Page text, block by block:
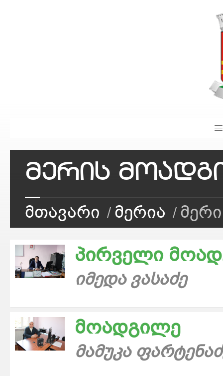
მერის
მთავარი
მერია
პირველი
იმედა ვასაძე
მოადგილე
მამუკა